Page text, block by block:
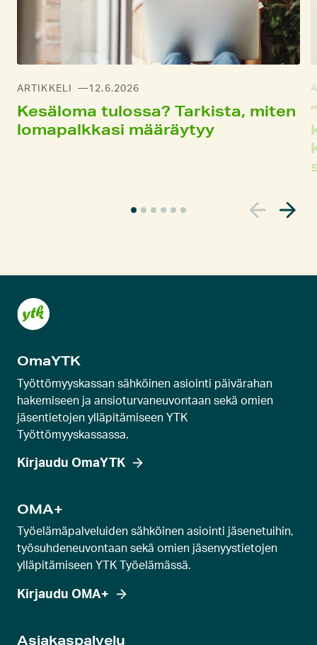
ARTIKKELI 12.6.2026
Kesä­loma tulossa? Tarkista, miten
loma­palkkasi määräy­tyy
e
n
a
r
u
s
e
l
d
a
OmaYTK
Työttömyyskassan sähköinen asiointi päivärahan
hakemiseen ja ansioturvaneuvontaan sekä omien
jäsentietojen ylläpitämiseen YTK
Työttömyyskassassa.
Kirjaudu OmaYTK
OMA+
Työelämäpalveluiden sähköinen asiointi jäsenetuihin,
työsuhdeneuvontaan sekä omien jäsenyystietojen
ylläpitämiseen YTK Työelämässä.
Kirjaudu OMA+
Asiakaspalvelu